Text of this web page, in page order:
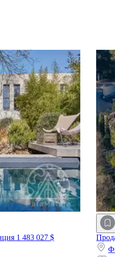
1 483 027 $